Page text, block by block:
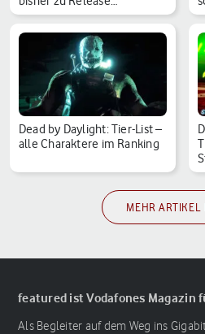
Dead by Daylight: Tier-List –
alle Charaktere im Ranking
MEHR ARTIKEL
featured ist Vodafones Magazin
Als Begleiter auf dem Weg ins